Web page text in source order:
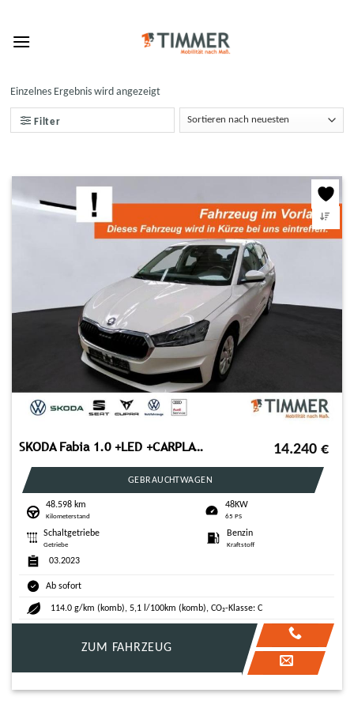
content
Filter
Einzelnes Ergebnis wird angezeigt
SKODA Fabia 1.0 +LED +CARPLAY +SHZ +DAB +ALLWETTER + 14.240 €
GEBRAUCHTWAGEN
48.598 km
Kilometerstand
48KW
65 PS
Schaltgetriebe
Getriebe
Benzin
Kraftstoff
03.2023
Ab sofort
114.0 g/km (komb), 5,1 l/100km (komb), CO₂-Klasse: C
ZUM FAHRZEUG